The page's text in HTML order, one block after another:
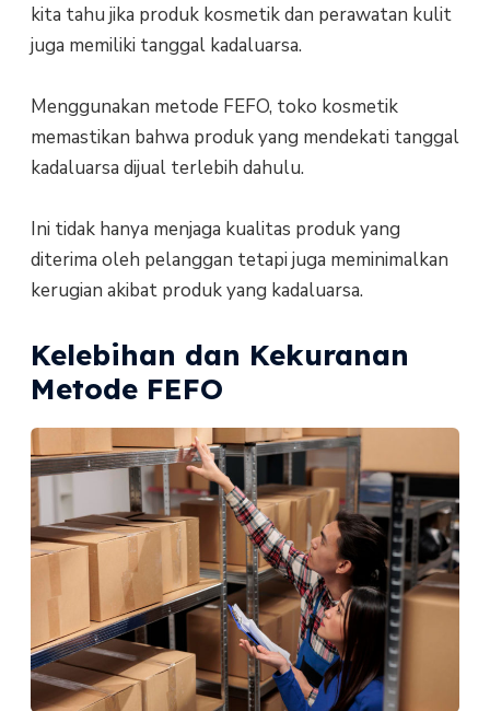
kita tahu jika produk kosmetik dan perawatan kulit
juga memiliki tanggal kadaluarsa.
Menggunakan metode FEFO, toko kosmetik
memastikan bahwa produk yang mendekati tanggal
kadaluarsa dijual terlebih dahulu.
Ini tidak hanya menjaga kualitas produk yang
diterima oleh pelanggan tetapi juga meminimalkan
kerugian akibat produk yang kadaluarsa.
Kelebihan dan Kekuranan
Metode FEFO